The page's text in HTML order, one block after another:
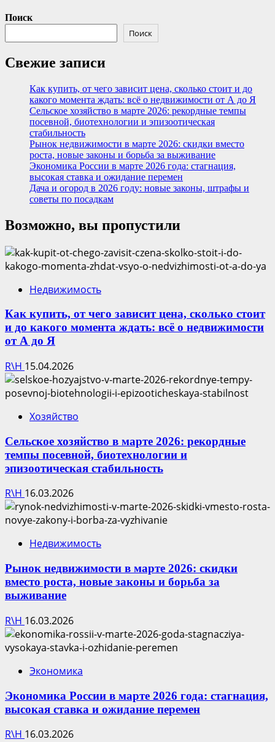
Поиск
Поиск
Свежие записи
Как купить, от чего зависит цена, сколько стоит и до
какого момента ждать: всё о недвижимости от А до Я
Сельское хозяйство в марте 2026: рекордные темпы
посевной, биотехнологии и эпизоотическая
стабильность
Рынок недвижимости в марте 2026: скидки вместо
роста, новые законы и борьба за выживание
Экономика России в марте 2026 года: стагнация,
высокая ставка и ожидание перемен
Дача и огород в 2026 году: новые законы, штрафы и
советы по посадкам
Возможно, вы пропустили
Недвижимость
Как купить, от чего зависит цена, сколько стоит
и до какого момента ждать: всё о недвижимости
от А до Я
R\H 15.04.2026
Хозяйство
Сельское хозяйство в марте 2026: рекордные
темпы посевной, биотехнологии и
эпизоотическая стабильность
R\H 16.03.2026
Недвижимость
Рынок недвижимости в марте 2026: скидки
вместо роста, новые законы и борьба за
выживание
R\H 16.03.2026
Экономика
Экономика России в марте 2026 года: стагнация,
высокая ставка и ожидание перемен
R\H 16.03.2026